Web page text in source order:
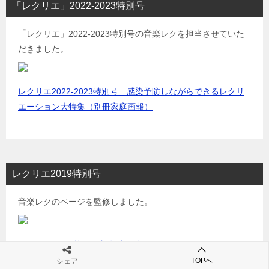
「レクリエ」2022-2023特別号
「レクリエ」2022-2023特別号の音楽レクを担当させていた
だきました。
レクリエ2022-2023特別号 感染予防しながらできるレクリ
エーション大特集（別冊家庭画報）
レクリエ2019特別号
音楽レクのページを監修しました。
レクリエ 2019特別号 認知症の人とできる! 脳トレレクリエー
ション大特集 (別冊家庭画報)
シェア TOPへ